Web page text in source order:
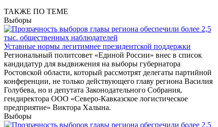
ТАКЖЕ ПО ТЕМЕ
Выборы
Уставные нормы легитимнее президентской поддержки
Региональный политсовет «Единой России» внес в список
кандидатур для выдвижения на выборы губернатора
Ростовской области, который рассмотрят делегаты партийной
конференции, не только действующего главу региона Василия
Голубева, но и депутата Законодательного Собрания,
гендиректора ООО «Северо-Кавказское логистическое
предприятие» Виктора Халына.
Выборы